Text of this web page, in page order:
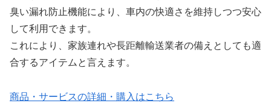
臭い漏れ防止機能により、車内の快適さを維持しつつ安心
して利用できます。
これにより、家族連れや長距離輸送業者の備えとしても適
合するアイテムと言えます。
商品・サービスの詳細・購入はこちら